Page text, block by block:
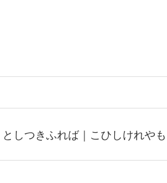
しつきふれば｜こひしけれやも